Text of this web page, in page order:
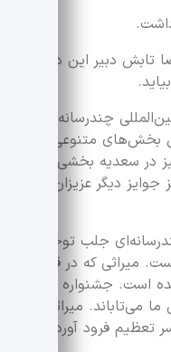
تابش دبیر این دوره از
چندرسانه‌ای
بخش‌های متنوعی برای
در سعدیه بخشی از
دیگر عزیزان اهدا
جلب توجه
میراثی که در قرون و
است‌. جشنواره نوری بر
میراثی که
فرود آورده‌اند.